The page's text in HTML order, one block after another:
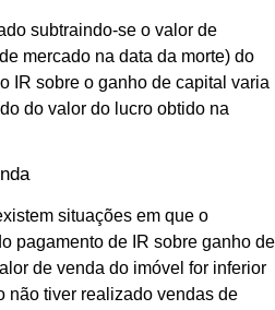
subtraindo-se o valor de
mercado na data da morte) do
IR sobre o ganho de capital varia
do valor do lucro obtido na
situações em que o
pagamento de IR sobre ganho de
de venda do imóvel for inferior
não tiver realizado vendas de